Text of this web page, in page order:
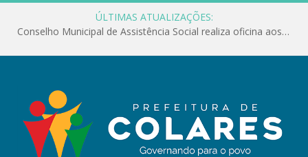
ÚLTIMAS ATUALIZAÇÕES:
Conselho Municipal de Assistência Social realiza oficina aos servidores